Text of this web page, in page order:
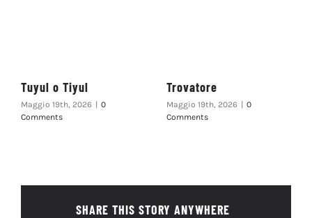
Tuyul o Tiyul
Maggio 19th, 2026
0
Comments
Trovatore
Maggio 19th, 2026
0
Comments
SHARE THIS STORY ANYWHERE